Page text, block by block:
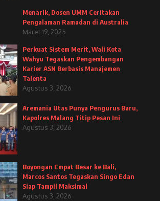
Menarik, Dosen UMM Ceritakan
Pengalaman Ramadan di Australia
Maret 19, 2025
Perkuat Sistem Merit, Wali Kota
Wahyu Tegaskan Pengembangan
Karier ASN Berbasis Manajemen
Talenta
Agustus 3, 2026
Aremania Utas Punya Pengurus Baru,
Kapolres Malang Titip Pesan Ini
Agustus 3, 2026
Boyongan Empat Besar ke Bali,
Marcos Santos Tegaskan Singo Edan
Siap Tampil Maksimal
Agustus 3, 2026